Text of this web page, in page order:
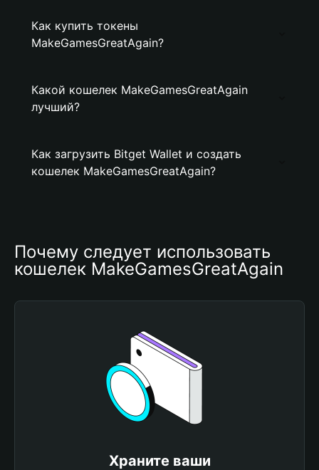
Как купить токены
MakeGamesGreatAgain?
Какой кошелек MakeGamesGreatAgain
лучший?
Как загрузить Bitget Wallet и создать
кошелек MakeGamesGreatAgain?
Почему следует использовать
кошелек MakeGamesGreatAgain
Храните ваши